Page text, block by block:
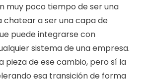
muy poco tiempo de ser una
a ser una capa de
puede integrarse con
sistema de una empresa.
pieza de ese cambio, pero sí la
esa transición de forma